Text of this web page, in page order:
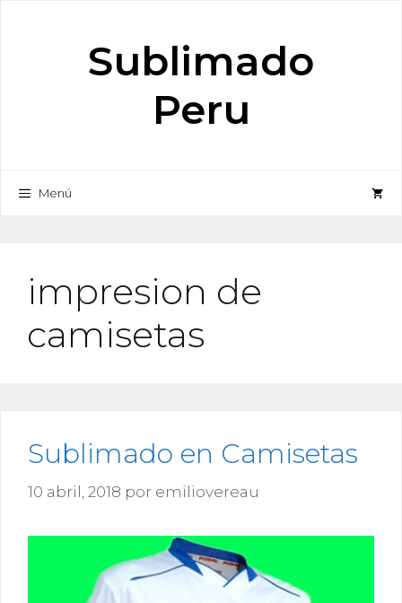
Sublimado
Peru
Menú
impresion de
camisetas
Sublimado en Camisetas
10 abril, 2018 por emiliovereau